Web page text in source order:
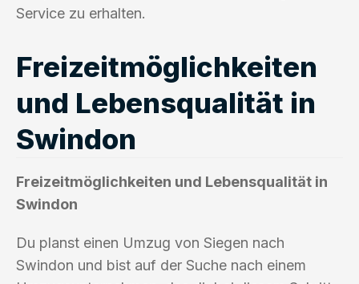
Service zu erhalten.
Freizeitmöglichkeiten
und Lebensqualität in
Swindon
Freizeitmöglichkeiten und Lebensqualität in
Swindon
Du planst einen Umzug von Siegen nach
Swindon und bist auf der Suche nach einem